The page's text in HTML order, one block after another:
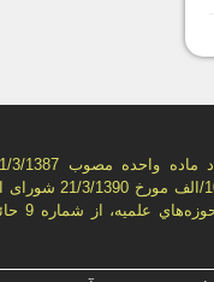
انقلاب فرهنگی و بر اساس
امتيازهای